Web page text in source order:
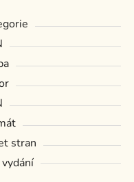
stran